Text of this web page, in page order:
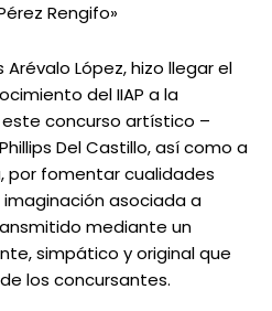
Rengifo»
Arévalo López, hizo llegar el
del IIAP a la
concurso artístico –
Del Castillo, así como a
por fomentar cualidades
asociada a
mediante un
simpático y original que
los concursantes.